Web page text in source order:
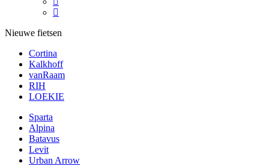
Nieuwe fietsen
Cortina
Kalkhoff
vanRaam
RIH
LOEKIE
Sparta
Alpina
Batavus
Levit
Urban Arrow